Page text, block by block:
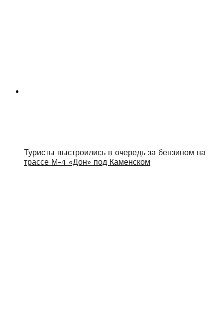
Туристы выстроились в очередь за бензином на
трассе М-4 «Дон» под Каменском